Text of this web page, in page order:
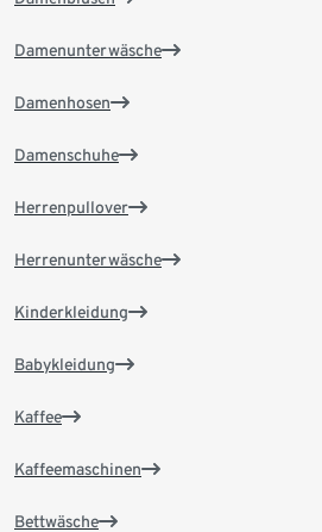
Damenunterwäsche
Damenhosen
Damenschuhe
Herrenpullover
Herrenunterwäsche
Kinderkleidung
Babykleidung
Kaffee
Kaffeemaschinen
Bettwäsche